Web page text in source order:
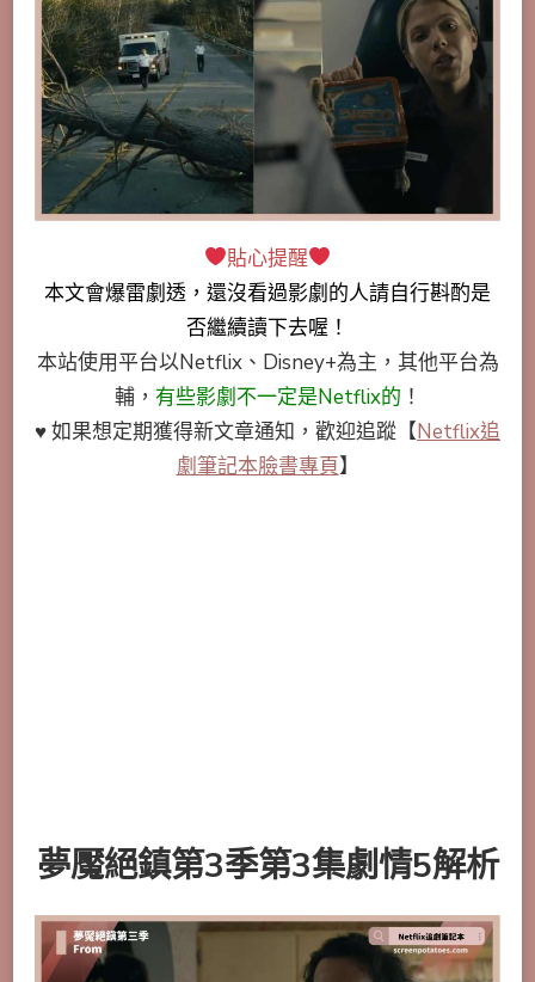
貼心提醒
本文會爆雷劇透 ，還沒看過影劇的人請自行斟酌是
否繼續讀下去喔！
本站使用平台以Netflix、Disney+為主，其他平台為
輔， 有些影劇不一定是Netflix的 ！
♥ 如果想定期獲得新文章通知，歡迎追蹤 【Netflix追
劇筆記本臉書專頁】
夢魘絕鎮第3季第3集劇情5解析